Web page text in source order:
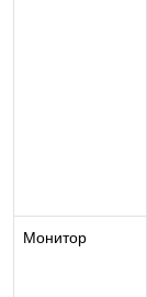
Монитор